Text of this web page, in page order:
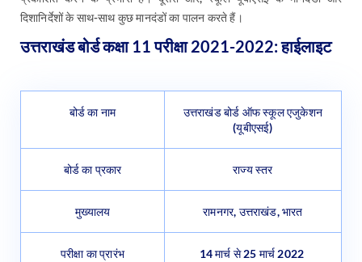
दिशानिर्देशों के साथ-साथ कुछ मानदंडों का पालन करते हैं।
उत्तराखंड बोर्ड कक्षा 11 परीक्षा 2021-2022: हाईलाइट
बोर्ड का नाम
उत्तराखंड बोर्ड ऑफ स्कूल एजुकेशन
(यूबीएसई)
बोर्ड का प्रकार राज्य स्तर
मुख्यालय रामनगर, उत्तराखंड, भारत
परीक्षा का प्रारंभ 14 मार्च से 25 मार्च 2022